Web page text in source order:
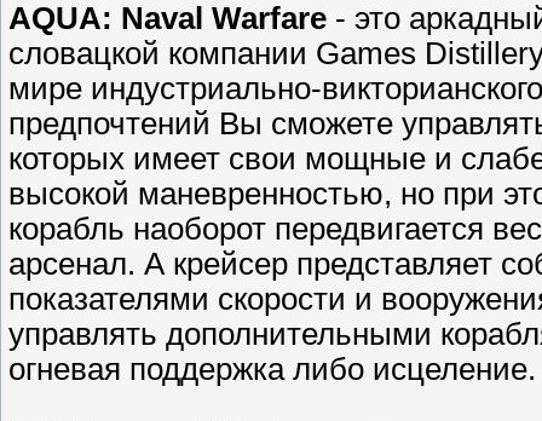
AQUA: Naval Warfare - это
словацкой компании Games
мире индустриально-
предпочтений Вы сможете
которых имеет свои мощные и
высокой маневренностью, но при
корабль наоборот передвигается
арсенал. А крейсер представляет
показателями скорости и
управлять дополнительными
огневая поддержка либо исцеление.